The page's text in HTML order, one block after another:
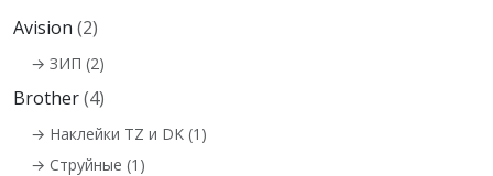
Avision (2)
→ ЗИП (2)
Brother(4)
→ Наклейки TZ и DK (1)
→ Струйные (1)